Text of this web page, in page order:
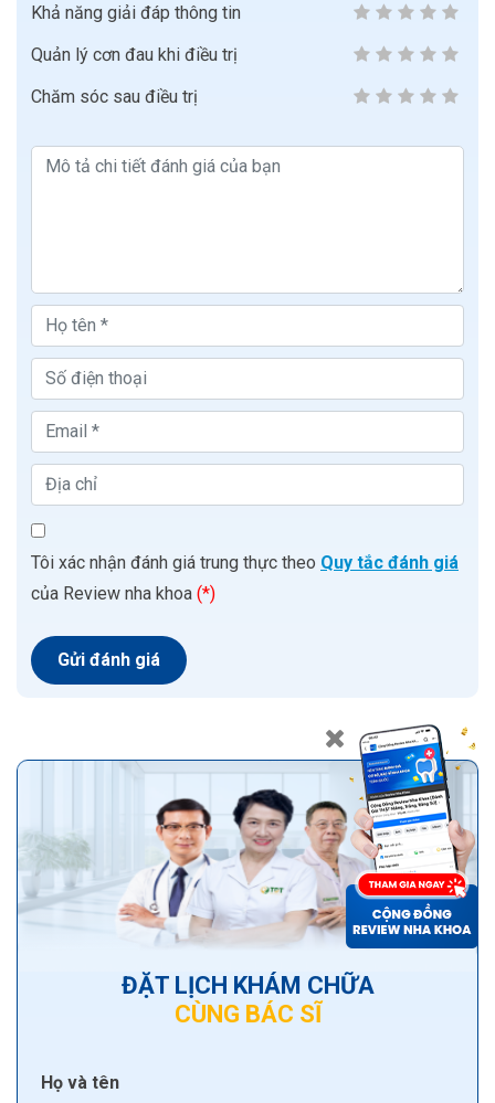
Khả năng giải đáp thông tin
Quản lý cơn đau khi điều trị
Chăm sóc sau điều trị
Tôi xác nhận đánh giá trung thực theo Quy tắc đánh giá
của Review nha khoa (*)
ĐẶT LỊCH KHÁM CHỮA
CÙNG BÁC SĨ
Họ và tên